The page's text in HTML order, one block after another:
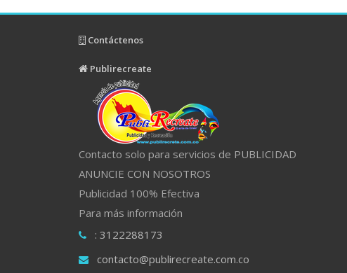
Contáctenos
Publirecreate
Contacto solo para servicios de PUBLICIDAD
ANUNCIE CON NOSOTROS
Publicidad 100% Efectiva
Para más información
: 3122288173
contacto@publirecreate.com.co